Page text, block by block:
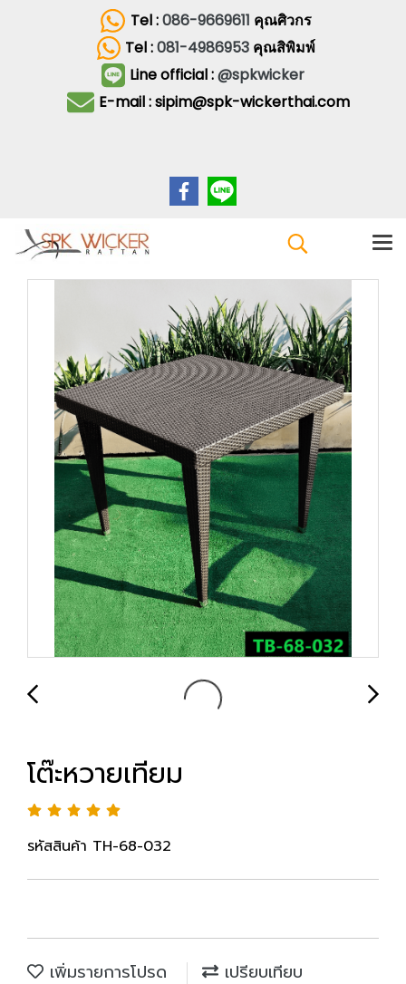
Tel :086-9669611 คุณศิวกร
Tel :081-4986953 คุณสิพิมพ์
Line official :@spkwicker
E-mail : sipim@spk-wickerthai.com
โต๊ะหวายเทียม
รหัสสินค้า TH-68-032
เพิ่มรายการโปรด เปรียบเทียบ